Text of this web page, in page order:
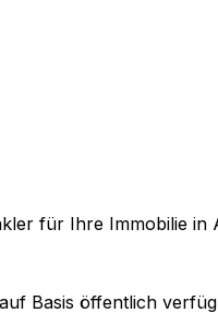
für Ihre Immobilie in
Basis öffentlich